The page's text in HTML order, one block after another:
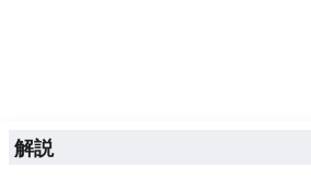
解説